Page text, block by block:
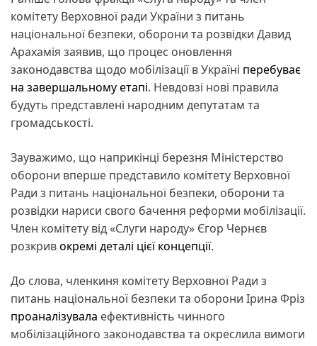
комітету Верховної ради України з питань
національної безпеки, оборони та розвідки Давид
Арахамія заявив, що процес оновлення
законодавства щодо мобілізації в Україні перебуває
на завершальному етапі. Невдовзі нові правила
будуть представлені народним депутатам та
громадськості.
Зауважимо, що наприкінці березня Міністерство
оборони вперше представило комітету Верховної
Ради з питань національної безпеки, оборони та
розвідки нариси свого бачення реформи мобілізації.
Член комітету від «Слуги народу» Єгор Чернєв
розкривокремі деталі цієї концепції.
До слова, членкиня комітету Верховної Ради з
питань національної безпеки та оборони Ірина Фріз
проаналізувала ефективність чинного
мобілізаційного законодавства та окреслила вимоги